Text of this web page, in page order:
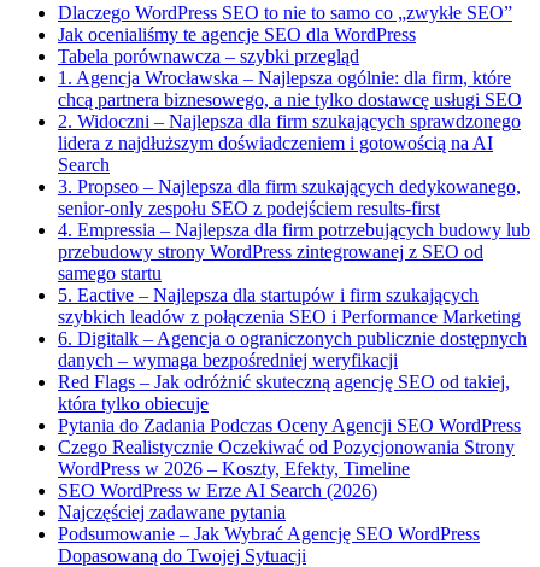
Dlaczego WordPress SEO to nie to samo co „zwykłe SEO”
Jak ocenialiśmy te agencje SEO dla WordPress
Tabela porównawcza – szybki przegląd
1. Agencja Wrocławska – Najlepsza ogólnie: dla firm, które
chcą partnera biznesowego, a nie tylko dostawcę usługi SEO
2. Widoczni – Najlepsza dla firm szukających sprawdzonego
lidera z najdłuższym doświadczeniem i gotowością na AI
Search
3. Propseo – Najlepsza dla firm szukających dedykowanego,
senior-only zespołu SEO z podejściem results-first
4. Empressia – Najlepsza dla firm potrzebujących budowy lub
przebudowy strony WordPress zintegrowanej z SEO od
samego startu
5. Eactive – Najlepsza dla startupów i firm szukających
szybkich leadów z połączenia SEO i Performance Marketing
6. Digitalk – Agencja o ograniczonych publicznie dostępnych
danych – wymaga bezpośredniej weryfikacji
Red Flags – Jak odróżnić skuteczną agencję SEO od takiej,
która tylko obiecuje
Pytania do Zadania Podczas Oceny Agencji SEO WordPress
Czego Realistycznie Oczekiwać od Pozycjonowania Strony
WordPress w 2026 – Koszty, Efekty, Timeline
SEO WordPress w Erze AI Search (2026)
Najczęściej zadawane pytania
Podsumowanie – Jak Wybrać Agencję SEO WordPress
Dopasowaną do Twojej Sytuacji